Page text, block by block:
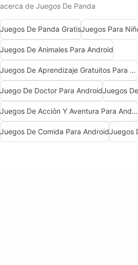
acerca de Juegos De Panda
Juegos De Panda GratisJuegos Para
Juegos De Animales Para Android
Juegos De Aprendizaje Gratuitos Para Android
Juego De Doctor Para AndroidJuegos
Juegos De Acción Y Aventura Para Android
Juegos De Comida Para AndroidJuegos